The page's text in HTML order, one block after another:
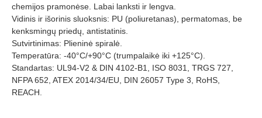
chemijos pramonėse. Labai lanksti ir lengva.
Vidinis ir išorinis sluoksnis: PU (poliuretanas), permatomas, be
kenksmingų priedų, antistatinis.
Sutvirtinimas: Plieninė spiralė.
Temperatūra: -40°C/+90°C (trumpalaikė iki +125°C).
Standartas: UL94-V2 & DIN 4102-B1, ISO 8031, TRGS 727,
NFPA 652, ATEX 2014/34/EU, DIN 26057 Type 3, RoHS,
REACH.